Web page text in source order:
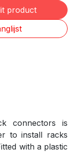
product
connectors is
to install racks
with a plastic